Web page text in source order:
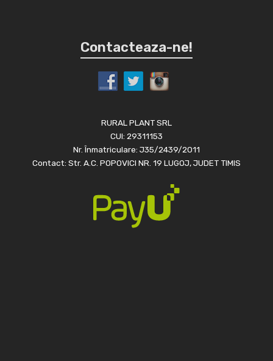
Contacteaza-ne!
RURAL PLANT SRL
CUI: 29311153
Nr. Înmatriculare: J35/2439/2011
Contact: Str. A.C. POPOVICI NR. 19 LUGOJ, JUDET TIMIS